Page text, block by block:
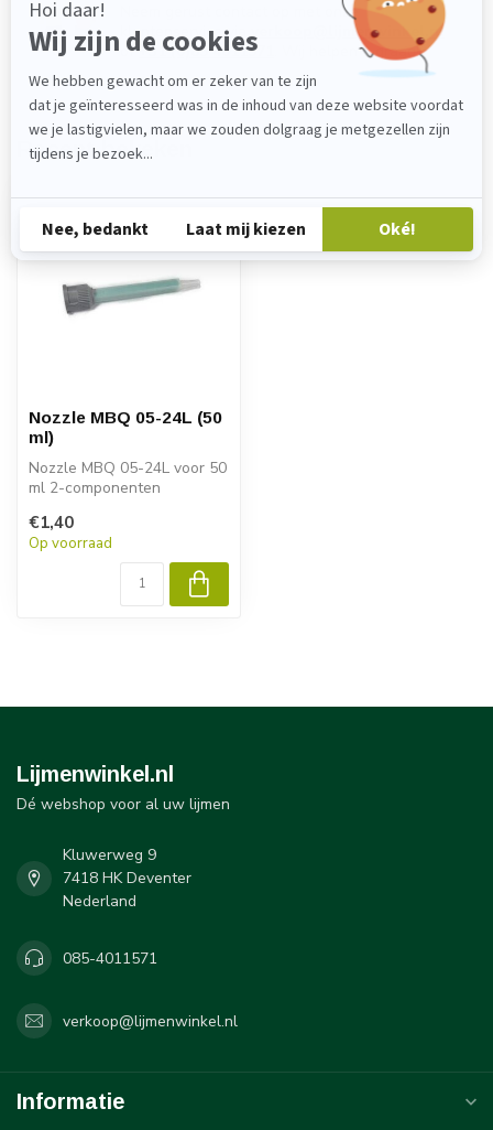
Neem gerust contact op met onze
klantenservice viaverkoop@lijmenwinkel.nl
of+31 (0)85 4011571 . Wij helpen u graag!
Recent bekeken
Nozzle MBQ 05-24L (50
ml)
Nozzle MBQ 05-24L voor 50
ml 2-componenten
optimale m...
€1,40
Op voorraad
Lijmenwinkel.nl
Dé webshop voor al uw lijmen
Kluwerweg 9
7418 HK Deventer
Nederland
085-4011571
verkoop@lijmenwinkel.nl
Informatie